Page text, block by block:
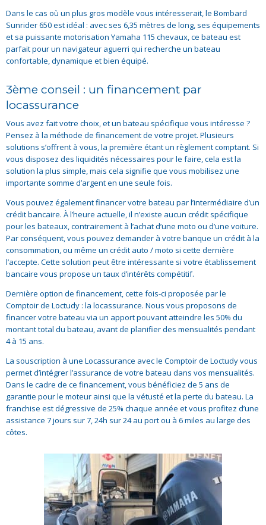
Dans le cas où un plus gros modèle vous intéresserait, le Bombard
Sunrider 650 est idéal : avec ses 6,35 mètres de long, ses équipements
et sa puissante motorisation Yamaha 115 chevaux, ce bateau est
parfait pour un navigateur aguerri qui recherche un bateau
confortable, dynamique et bien équipé.
3ème conseil : un financement par
locassurance
Vous avez fait votre choix, et un bateau spécifique vous intéresse ?
Pensez à la méthode de financement de votre projet. Plusieurs
solutions s’offrent à vous, la première étant un règlement comptant. Si
vous disposez des liquidités nécessaires pour le faire, cela est la
solution la plus simple, mais cela signifie que vous mobilisez une
importante somme d’argent en une seule fois.
Vous pouvez également financer votre bateau par l’intermédiaire d’un
crédit bancaire. À l’heure actuelle, il n’existe aucun crédit spécifique
pour les bateaux, contrairement à l’achat d’une moto ou d’une voiture.
Par conséquent, vous pouvez demander à votre banque un crédit à la
consommation, ou même un crédit auto / moto si cette dernière
l’accepte. Cette solution peut être intéressante si votre établissement
bancaire vous propose un taux d’intérêts compétitif.
Dernière option de financement, cette fois-ci proposée par le
Comptoir de Loctudy : la locassurance. Nous vous proposons de
financer votre bateau via un apport pouvant atteindre les 50% du
montant total du bateau, avant de planifier des mensualités pendant
4 à 15 ans.
La souscription à une Locassurance avec le Comptoir de Loctudy vous
permet d’intégrer l’assurance de votre bateau dans vos mensualités.
Dans le cadre de ce financement, vous bénéficiez de 5 ans de
garantie pour le moteur ainsi que la vétusté et la perte du bateau. La
franchise est dégressive de 25% chaque année et vous profitez d’une
assistance 7 jours sur 7, 24h sur 24 au port ou à 6 miles au large des
côtes.